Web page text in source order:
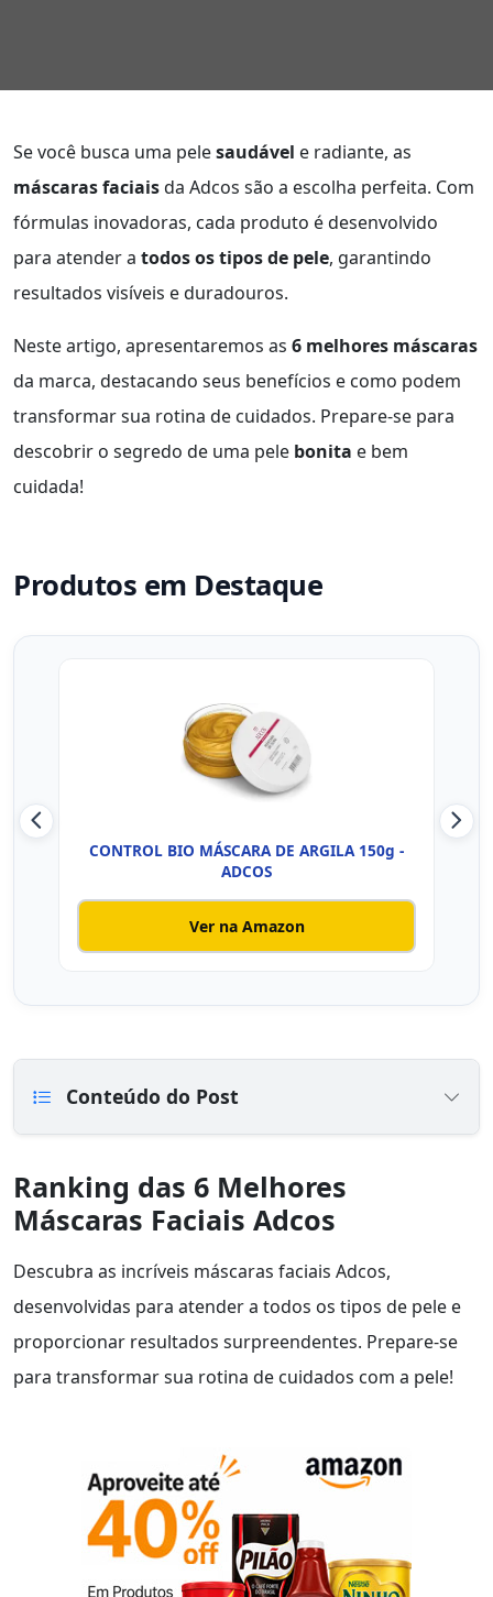
Se você busca uma pelesaudável e radiante, as
máscaras faciaisda Adcos são a escolha perfeita. Com
fórmulas inovadoras, cada produto é desenvolvido
para atender a todos os tipos de pele, garantindo
resultados visíveis e duradouros.
Neste artigo, apresentaremos as 6 melhores máscaras
da marca, destacando seus benefícios e como podem
transformar sua rotina de cuidados. Prepare-se para
descobrir o segredo de uma pele bonita e bem
cuidada!
Produtos em Destaque
CONTROL BIO MÁSCARA DE ARGILA 150g -
ADCOS
Ver na Amazon
Conteúdo do Post
Ranking das 6 Melhores
Máscaras Faciais Adcos
Descubra as incríveis máscaras faciais Adcos,
desenvolvidas para atender a todos os tipos de pele e
proporcionar resultados surpreendentes. Prepare-se
para transformar sua rotina de cuidados com a pele!